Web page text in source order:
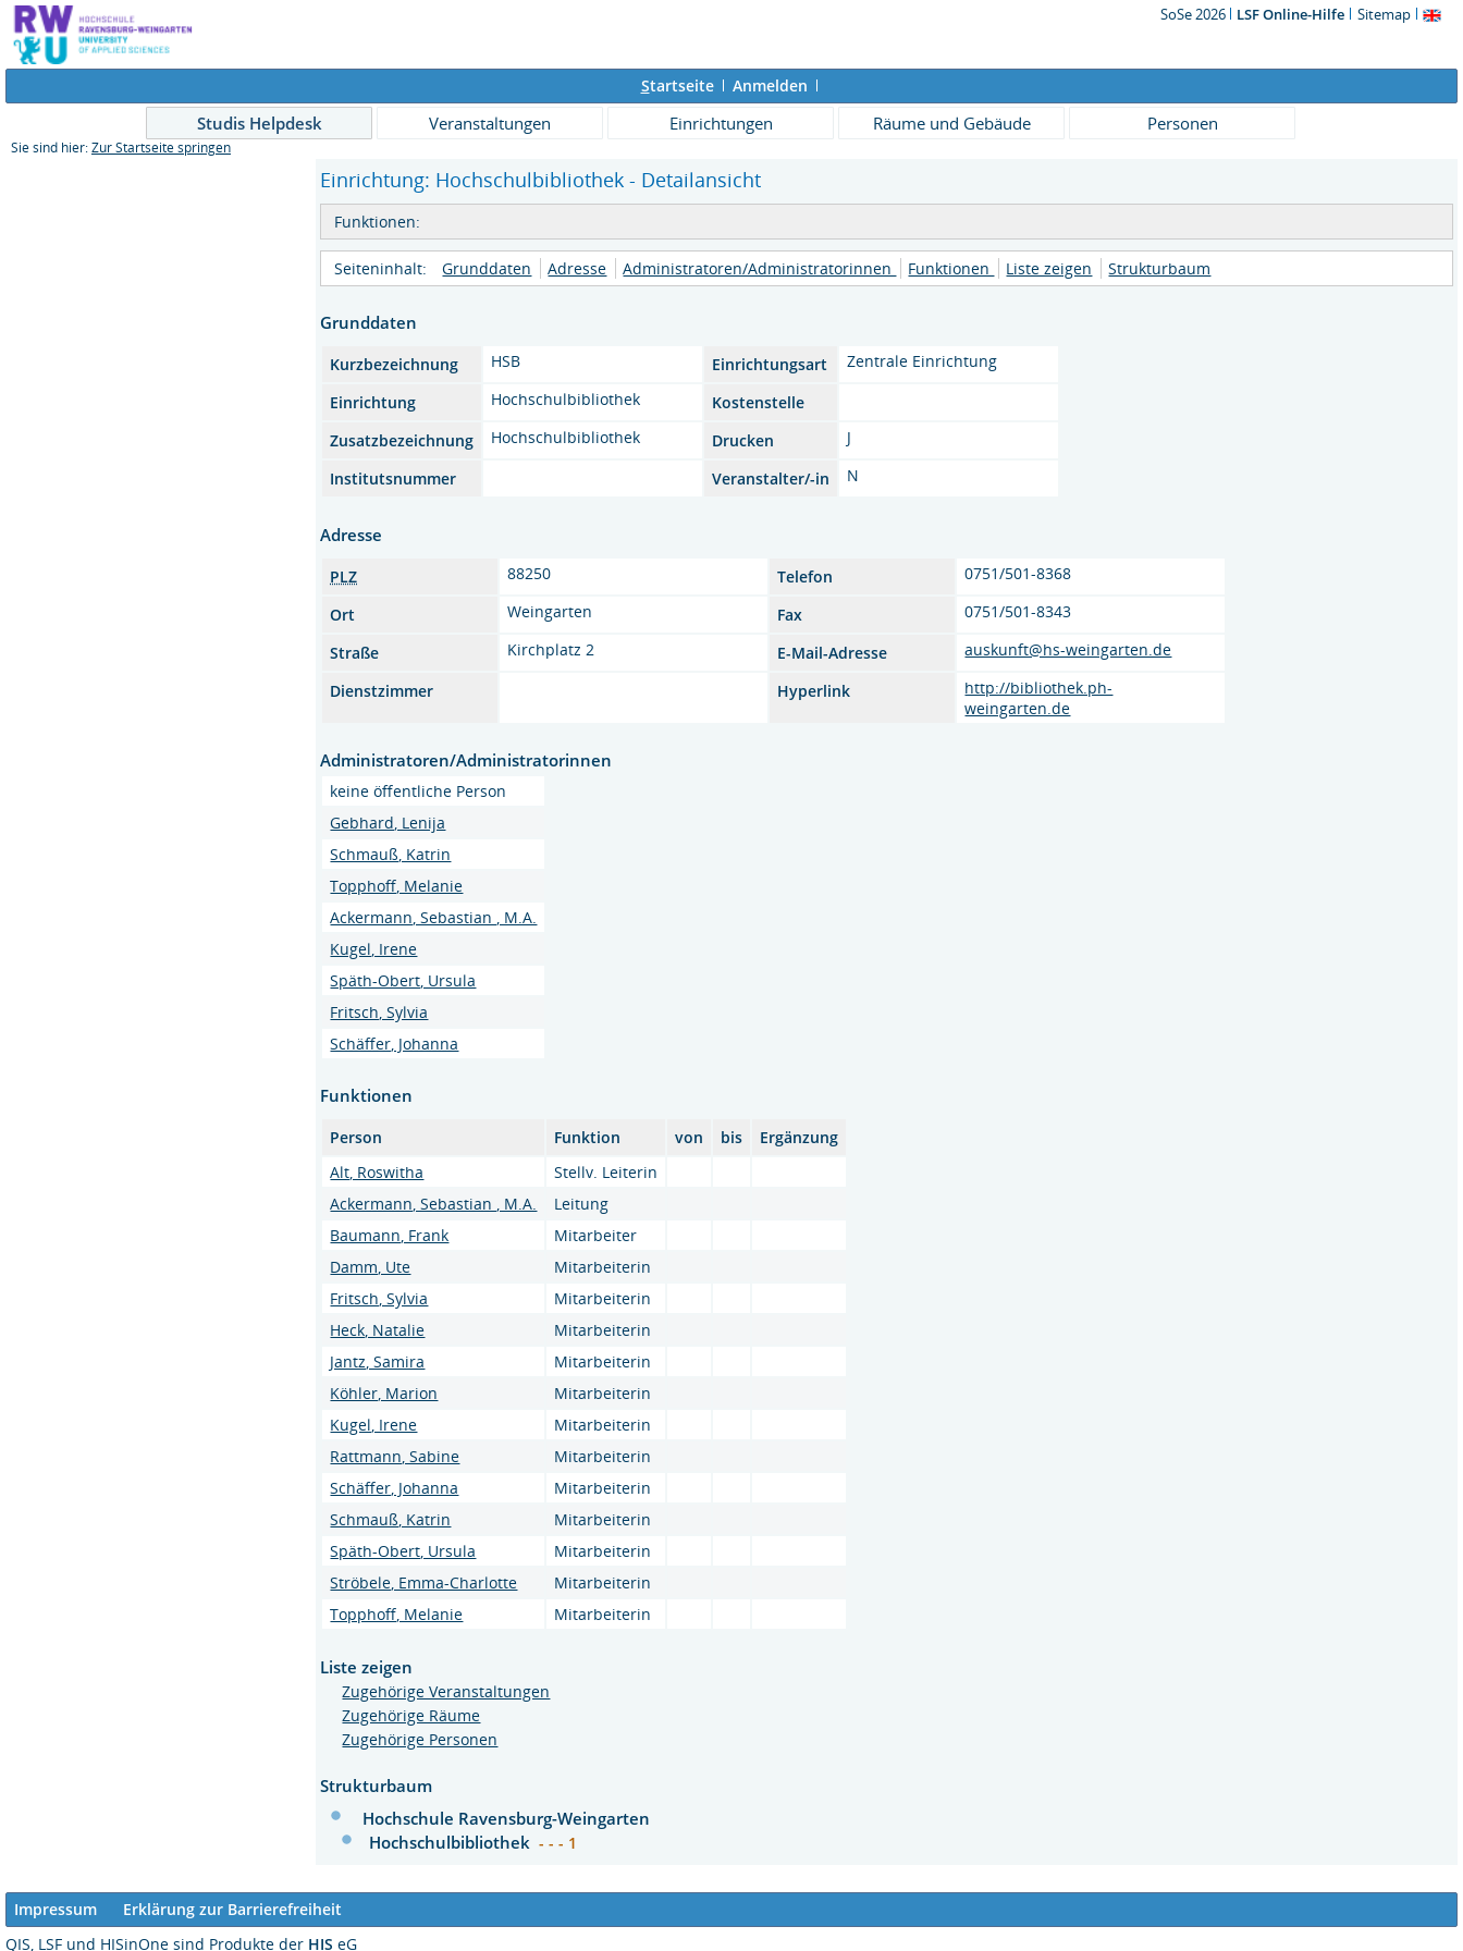
SoSe 2026 LSF Online-Hilfe Sitemap
Startseite Anmelden
Studis Helpdesk Veranstaltungen Einrichtungen Räume und Gebäude Personen
Sie sind hier: Zur Startseite springen
Einrichtung: Hochschulbibliothek - Detailansicht
Funktionen:
Seiteninhalt: Grunddaten Adresse Administratoren/Administratorinnen Funktionen Liste zeigen Strukturbaum
Grunddaten
Kurzbezeichnung HSB Einrichtungsart
Zentrale Einrichtung
Einrichtung
Hochschulbibliothek
Kostenstelle
Zusatzbezeichnung
Hochschulbibliothek Drucken
J
Institutsnummer
Veranstalter/-in N
Adresse
PLZ 88250 Telefon
0751/501-8368
Ort
Weingarten Fax
0751/501-8343
Straße
Kirchplatz 2 E-Mail-Adresse
auskunft@hs-weingarten.de
Dienstzimmer
Hyperlink
http://bibliothek.ph-
weingarten.de
Administratoren/Administratorinnen
keine öffentliche Person
Gebhard, Lenija
Schmauß, Katrin
Topphoff, Melanie
Ackermann, Sebastian , M.A.
Kugel, Irene
Späth-Obert, Ursula
Fritsch, Sylvia
Schäffer, Johanna
Funktionen
Person Funktion von bis
Ergänzung
Alt, Roswitha
Stellv. Leiterin
Ackermann, Sebastian , M.A.
Leitung
Baumann, Frank
Mitarbeiter
Damm, Ute
Mitarbeiterin
Fritsch, Sylvia
Mitarbeiterin
Heck, Natalie
Mitarbeiterin
Jantz, Samira
Mitarbeiterin
Köhler, Marion
Mitarbeiterin
Kugel, Irene
Mitarbeiterin
Rattmann, Sabine
Mitarbeiterin
Schäffer, Johanna
Mitarbeiterin
Schmauß, Katrin
Mitarbeiterin
Späth-Obert, Ursula
Mitarbeiterin
Ströbele, Emma-Charlotte
Mitarbeiterin
Topphoff, Melanie
Mitarbeiterin
Liste zeigen
Zugehörige Veranstaltungen
Zugehörige Räume
Zugehörige Personen
Strukturbaum
Hochschule Ravensburg-Weingarten
Hochschulbibliothek - - - 1
Impressum
Erklärung zur Barrierefreiheit
QIS, LSF und HISinOne sind Produkte der HIS eG